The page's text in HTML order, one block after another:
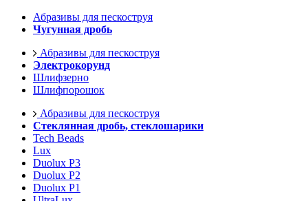
Абразивы для пескоструя
Чугунная дробь
Абразивы для пескоструя
Электрокорунд
Шлифзерно
Шлифпорошок
Абразивы для пескоструя
Стеклянная дробь, стеклошарики
Tech Beads
Lux
Duolux P3
Duolux P2
Duolux P1